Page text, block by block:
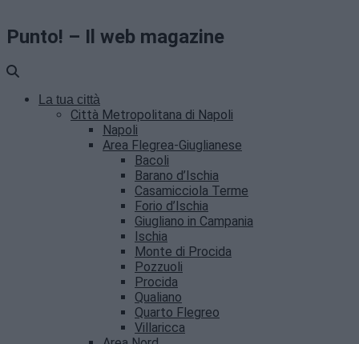
Punto! – Il web magazine
La tua città
Città Metropolitana di Napoli
Napoli
Area Flegrea-Giuglianese
Bacoli
Barano d’Ischia
Casamicciola Terme
Forio d’Ischia
Giugliano in Campania
Ischia
Monte di Procida
Pozzuoli
Procida
Qualiano
Quarto Flegreo
Villaricca